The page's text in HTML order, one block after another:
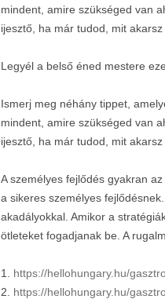
mindent, amire szükséged van
ijesztő, ha már tudod, mit
Legyél a belső éned mestere
Ismerj meg néhány tippet,
mindent, amire szükséged van
ijesztő, ha már tudod, mit
A személyes fejlődés gyakran
a sikeres személyes
akadályokkal. Amikor a
ötleteket fogadjanak be. A
1. https://hellohungary.hu/
2. https://hellohungary.hu/